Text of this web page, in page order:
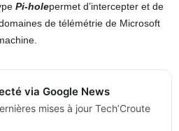
Pi-holepermet d’intercepter et de
de télémétrie de Microsoft
via Google News
mises à jour Tech’Croute